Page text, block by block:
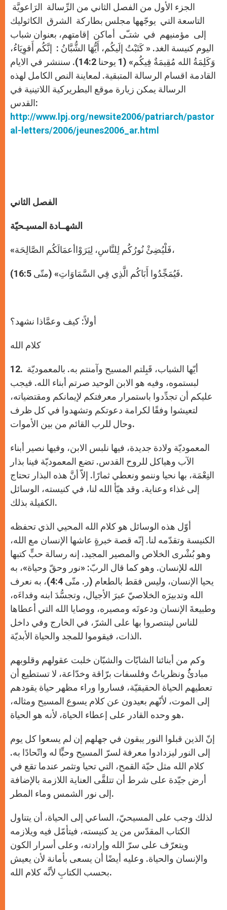
r
الجزء الأول من الفصل الثاني من الرِّسالة الرَاعويَّة
التاسعة التي يوجّهها مجلس بطاركة الشرق الكاثوليك
إلى مؤمنيهم في شتـّى أماكن إقامتهم، بعنوان شباب
اليوم كنيسة الغد. « كَتَبْتُ إلَيكُم، أَيُّهَا الشُّبَّانُ : إنَّكُم أَقوِيَاءُ،
وَكَلِمَةُ الله مُقِيمَةٌ فِيكُم» (1 يوحنا 14:2). سننشر في الايام
القادمة اقسام الرسالة المتبقية. لمعاينة النص الكامل لهذه
الرسالة يمكن زيارة موقع البطريركية اللاتينية في
القدس:
http://www.lpj.org/newsite2006/patriarch/pastor
al-letters/2006/jeunes2006_ar.html
الفصل الثاني
الشهــادة المسيـحيّة
«فَلْيُضِئْ نُورُكُم لِلنَّاسِ، لِيَرَوْاأعمَالَكُم الصَّالِحَة،
فَيُمَجِّدُوا أَبَاكُم الَّذِي فِي السَّمَاوَاتِ» (متّى 16:5).
أولاً: كيف وعمَّاذا نشهد؟
كلام الله
12. أيّها الشباب، قَبِلتم المسيح وآمنتم به. بالمعموديّة
لبستموه، وفيه هو الابن الوحيد صرتم أبناء الله. فيجب
عليكم أن تجدِّدوا باستمرار معرفتكم لإيمانكم ومقتضياته،
لتعيشوا وفقًا لكرامة دعوتكم وتشهدوا في كل ظرف
وحال للرب القائم من بين الأموات.
المعموديّة ولادة جديدة، فيها نلبس الابن، وفيها نصير أبناء
الآب وهياكل للروح القدس. تضع المعموديّة فينا بذار
النِعْمَة، بها نحيا وننمو ونعطي ثمارًا. إلاّ أنَّ هذه البذار تحتاج
إلى غذاء وعناية. وقد هيّأ الله لنا، في كنيسته، الوسائل
الكفيلة بذلك.
أوّل هذه الوسائل هو كلام الله المحيي الذي تحفظه
الكنيسة وتقدّمه لنا. إنّه قصة خبرةٍ عاشها الإنسان مع الله،
وهو بُشْرى الخلاص والمصير المجيد. إنه رسالة حبٍّ كتبها
الله للإنسان. وهو كما قال الربّ: «نور وحقّ وحياة»، به
يحيا الإنسان، وليس فقط بالطعام (ر. متّى 4:4)، به نعرف
الله وتدبيرَه الخلاصيّ عبرَ الأجيال، وتجسُّدَ ابنه وفداءَه،
وطبيعةَ الإنسان ودعوتَه ومصيره، ووصايا الله التي أعطاها
للناس لينتصروا بها على الشرّ، في الخارج وفي داخل
الذات، فيقوموا للمجد والحياة الأبديّة.
وكم من أبنائنا الشابّات والشبّان خلبت عقولهم وقلوبهم
مبادئُُ ونظرياتٌ وفلسفات برّاقة وخدّاعة، لا تستطيع أن
تعطيهم الحياة الحقيقيّة، فساروا وراء مظهر حياة يقودهم
إلى الموت، لأنّهم بعيدون عن كلام يسوع المسيح ومثاله،
هو وحده القادر على إعطاء الحياة، لأنه هو الحياة.
إنّ الذين قبلوا النور يبقون في جهلهم إن لم يسعوا كل يوم
إلى النور ليزدادوا معرفة لسرّ المسيح وحبٍّا له واتّحادًا به.
كلام الله مثل حبّة القمح، التي تحيا وتثمر عندما تقع في
أرض جيّدة على شرط أن تتلقَّى العناية اللازمة بالإضافة
إلى نور الشمس وماء المطر.
لذلك وجب على المسيحيّ، الساعي إلى الحياة، أن يتناول
الكتاب المقدّس من يد كنيسته، فيتأمّل فيه ويلازمه
ويتعرّف على سرّ الله وإرادته، وعلى أسرار الكون
والإنسان والحياة. وعليه أيضًا أن يسعى بأمانة لأن يعيش
بحسب الكتابِ لأنَّه كلام الله.